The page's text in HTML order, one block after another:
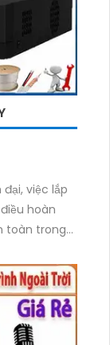
việc lắp
hoàn
độ phân
hảo để
độ
rõ nét và